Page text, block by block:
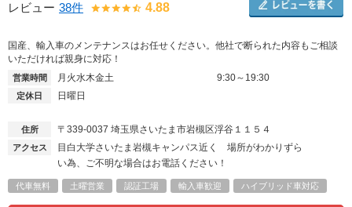
レビュー 38件 4.88
国産、輸入車のメンテナンスはお任せください。他社で断られた内容もご相談
いただければ親身に対応！
営業時間 月火水木金土 9:30～19:30
定休日 日曜日
住所 〒339-0037 埼玉県さいたま市岩槻区浮谷１１５４
アクセス
目白大学さいたま岩槻キャンパス近く 場所がわかりずら
い為、ご不明な場合はお電話ください！
代車無料 土曜営業 認証工場 輸入車歓迎 ハイブリッド車対応